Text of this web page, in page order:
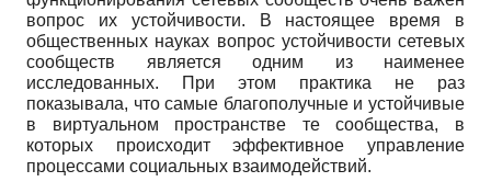
вопрос их устойчивости. В настоящее время в
общественных науках вопрос устойчи­вости сетевых
сообществ является одним из наименее
исследованных. При этом практика не раз
показывала, что самые благополучные и устойчивые
в виртуальном пространстве те сообщества, в
которых происходит эффективное управление
процессами социальных взаимодействий.